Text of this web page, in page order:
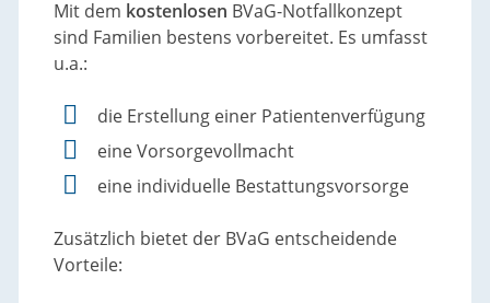
Mit dem kostenlosen BVaG-Notfallkonzept
sind Familien bestens vorbereitet. Es umfasst
u.a.:
die Erstellung einer Patientenverfügung
eine Vorsorgevollmacht
eine individuelle Bestattungsvorsorge
Zusätzlich bietet der BVaG entscheidende
Vorteile: